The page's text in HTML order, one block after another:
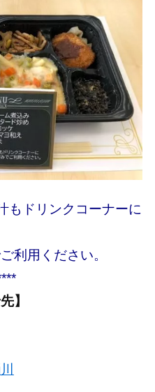
もドリンクコーナーに
利用ください。
】